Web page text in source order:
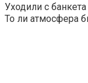
Уходили с
То ли атмосфера